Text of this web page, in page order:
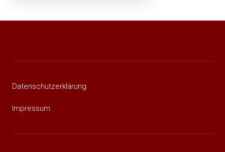
Datenschutzerklärung
Impressum